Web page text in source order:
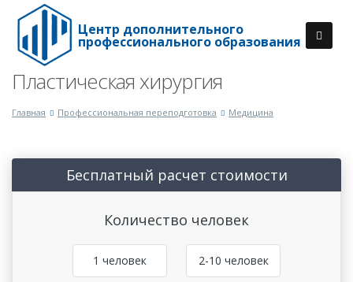
Центр дополнительного
профессионального образования
Пластическая хирургия
Главная Профессиональная переподготовка Медицина
Бесплатный расчет стоимости
Количество человек
1 человек 2-10 человек